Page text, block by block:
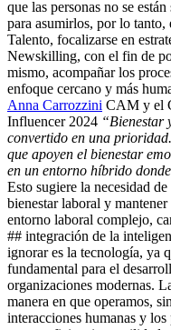
que las personas no se
para asumirlos, por lo tanto,
Talento, focalizarse en
Newskilling, con el fin de
mismo, acompañar los
enfoque cercano y más
Anna Carrozzini CAM y el
Influencer 2024 “Bienestar
convertido en una
que apoyen el bienestar
en un entorno híbrido
Esto sugiere la necesidad
bienestar laboral y
entorno laboral complejo,
## integración de la
ignorar es la tecnología, ya
fundamental para el
organizaciones modernas.
manera en que operamos,
interacciones humanas y